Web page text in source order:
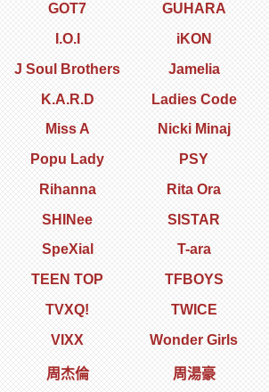
GOT7
GUHARA
I.O.I
iKON
J Soul Brothers
Jamelia
K.A.R.D
Ladies Code
Miss A
Nicki Minaj
Popu Lady
PSY
Rihanna
Rita Ora
SHINee
SISTAR
SpeXial
T-ara
TEEN TOP
TFBOYS
TVXQ!
TWICE
VIXX
Wonder Girls
周杰倫
周湯豪